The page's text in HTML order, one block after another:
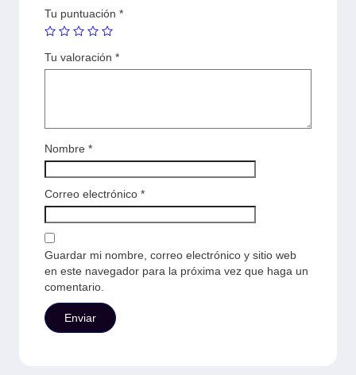
Tu puntuación *
Tu valoración *
Nombre *
Correo electrónico *
Guardar mi nombre, correo electrónico y sitio web
en este navegador para la próxima vez que haga un
comentario.